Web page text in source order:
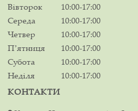
Вівторок
10:00-17:00
Середа
10:00-17:00
Четвер
10:00-17:00
Пʼятниця
10:00-17:00
Субота
10:00-17:00
Неділя
10:00-17:00
КОНТАКТИ